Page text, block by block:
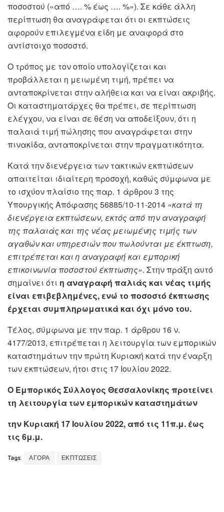
ποσοστού («από …. % έως …. %»). Σε κάθε άλλη
περίπτωση θα αναγράφεται ότι οι εκπτώσεις
αφορούν επιλεγμένα είδη με αναφορά στο
αντίστοιχο ποσοστό.
Ο τρόπος με τον οποίο υπολογίζεται και
προβάλλεται η μειωμένη τιμή, πρέπει να
ανταποκρίνεται στην αλήθεια και να είναι ακριβής.
Οι καταστηματάρχες θα πρέπει, σε περίπτωση
ελέγχου, να είναι σε θέση να αποδείξουν, ότι η
παλαιά τιμή πώλησης που αναγράφεται στην
πινακίδα, ανταποκρίνεται στην πραγματικότητα.
Κατά την διενέργεια των τακτικών εκπτώσεων
απαιτείται ιδιαίτερη προσοχή, καθώς σύμφωνα με
το ισχύον πλαίσιο της παρ. 1 άρθρου 3 της
Υπουργικής Απόφασης 56885/10-11-2014 «κατά τη
διενέργεια εκπτώσεων, εκτός από την αναγραφή
της παλαιάς και της νέας μειωμένης τιμής των
αγαθών και υπηρεσιών που πωλούνται με έκπτωση,
επιτρέπεται και η αναγραφή και εμπορική
επικοινωνία ποσοστού έκπτωσης». Στην πράξη αυτό
σημαίνει ότι η αναγραφή παλιάς και νέας τιμής
είναι επιβεβλημένες, ενώ το ποσοστό έκπτωσης
έρχεται συμπληρωματικά και όχι μόνο του.
Τέλος, σύμφωνα με την παρ. 1 άρθρου 16 ν.
4177/2013, επιτρέπεται η λειτουργία των εμπορικών
καταστημάτων την πρώτη Κυριακή κατά την έναρξη
των εκπτώσεων, ήτοι στις 17 Ιουλίου 2022.
Ο Εμπορικός Σύλλογος Θεσσαλονίκης προτείνει
τη λειτουργία των εμπορικών καταστημάτων
την Κυριακή 17 Ιουλίου 2022, από τις 11π.μ. έως
τις 6μ.μ.
Tags: ΑΓΟΡΑ ΕΚΠΤΩΣΕΙΣ